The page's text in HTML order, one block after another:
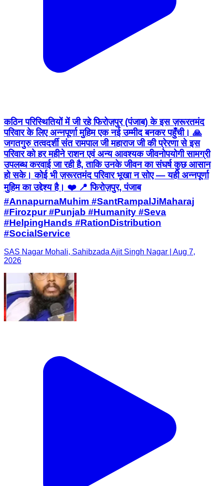
कठिन परिस्थितियों में जी रहे फिरोज़पुर (पंजाब) के इस ज़रूरतमंद
परिवार के लिए अन्नपूर्णा मुहिम एक नई उम्मीद बनकर पहुँची। 🙏
जगतगुरु तत्वदर्शी संत रामपाल जी महाराज जी की प्रेरणा से इस
परिवार को हर महीने राशन एवं अन्य आवश्यक जीवनोपयोगी सामग्री
उपलब्ध करवाई जा रही है, ताकि उनके जीवन का संघर्ष कुछ आसान
हो सके। कोई भी ज़रूरतमंद परिवार भूखा न सोए — यही अन्नपूर्णा
मुहिम का उद्देश्य है। ❤️ 📍 फिरोज़पुर, पंजाब
#AnnapurnaMuhim #SantRampalJiMaharaj
#Firozpur #Punjab #Humanity #Seva
#HelpingHands #RationDistribution
#SocialService
SAS Nagar Mohali, Sahibzada Ajit Singh Nagar | Aug 7,
2026